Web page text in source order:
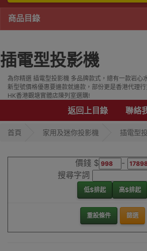
商品目錄
插電型投影機
為你精選 插電型投影機 多品牌款式，總有一款岩心
新型號價格優惠要邊款就邊款，部份更是香港代理
HK香港觀塘實體店陳列室選購!
返回上目錄 聯絡
首頁 家用及迷你投影機 插電型
價錢 $
-
搜尋字詞
低$排起 高$排起
重設條件 篩選